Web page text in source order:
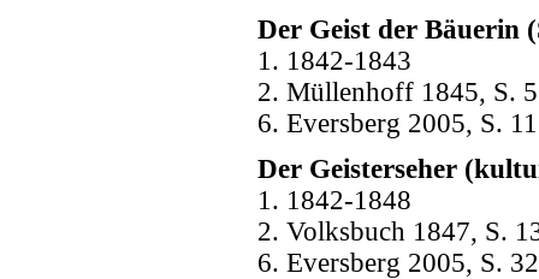
Der Geist der Bäuerin
1. 1842-1843
2. Müllenhoff 1845, S.
6. Eversberg 2005, S.
Der Geisterseher
1. 1842-1848
2. Volksbuch 1847, S.
6. Eversberg 2005, S.